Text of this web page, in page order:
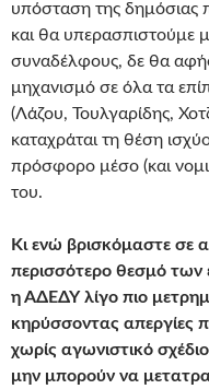
υπόσταση της δημόσιας
και θα υπερασπιστούμε
συναδέλφους, δε θα
μηχανισμό σε όλα τα
(Λάζου, Τουλγαρίδης,
καταχράται τη θέση
πρόσφορο μέσο (και
του.
Κι ενώ βρισκόμαστε σε
περισσότερο θεσμό των
η ΑΔΕΔΥ λίγο πιο
κηρύσσοντας απεργίες
χωρίς αγωνιστικό
μην μπορούν να